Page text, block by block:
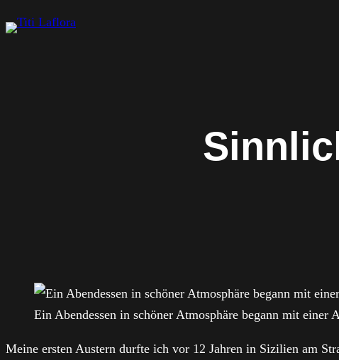
Zum
Inhalt
Ein Abendessen in schöner Atmosphäre begann mit einer
Meine ersten Austern durfte ich vor 12 Jahren in Sizilien am